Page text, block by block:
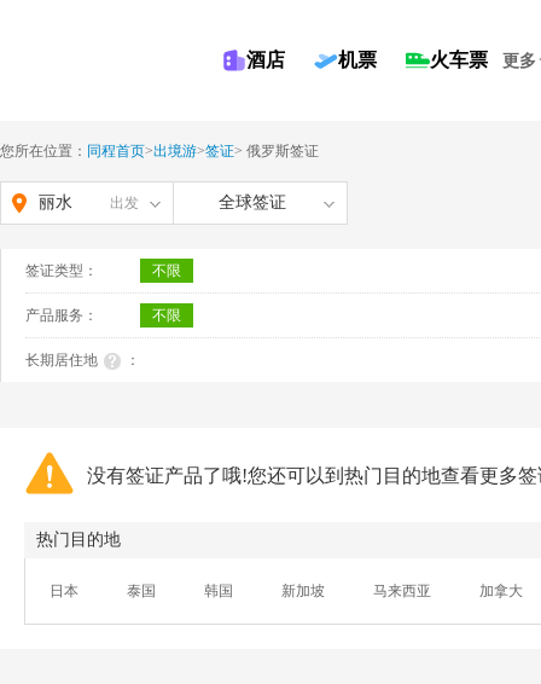
酒店 机票 火车票 更多
您所在位置： 同程首页>出境游>签证> 俄罗斯签证
丽水 出发 全球签证
签证类型： 不限
产品服务： 不限
长期居住地 ：
没有签证产品了哦!您还可以到热门目的地查看更多
热门目的地
日本 泰国 韩国 新加坡 马来西亚 加拿大